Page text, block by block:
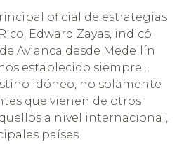
oficial de estrategias
Edward Zayas, indicó
Avianca desde Medellín
establecido siempre…
idóneo, no solamente
que vienen de otros
a nivel internacional,
países